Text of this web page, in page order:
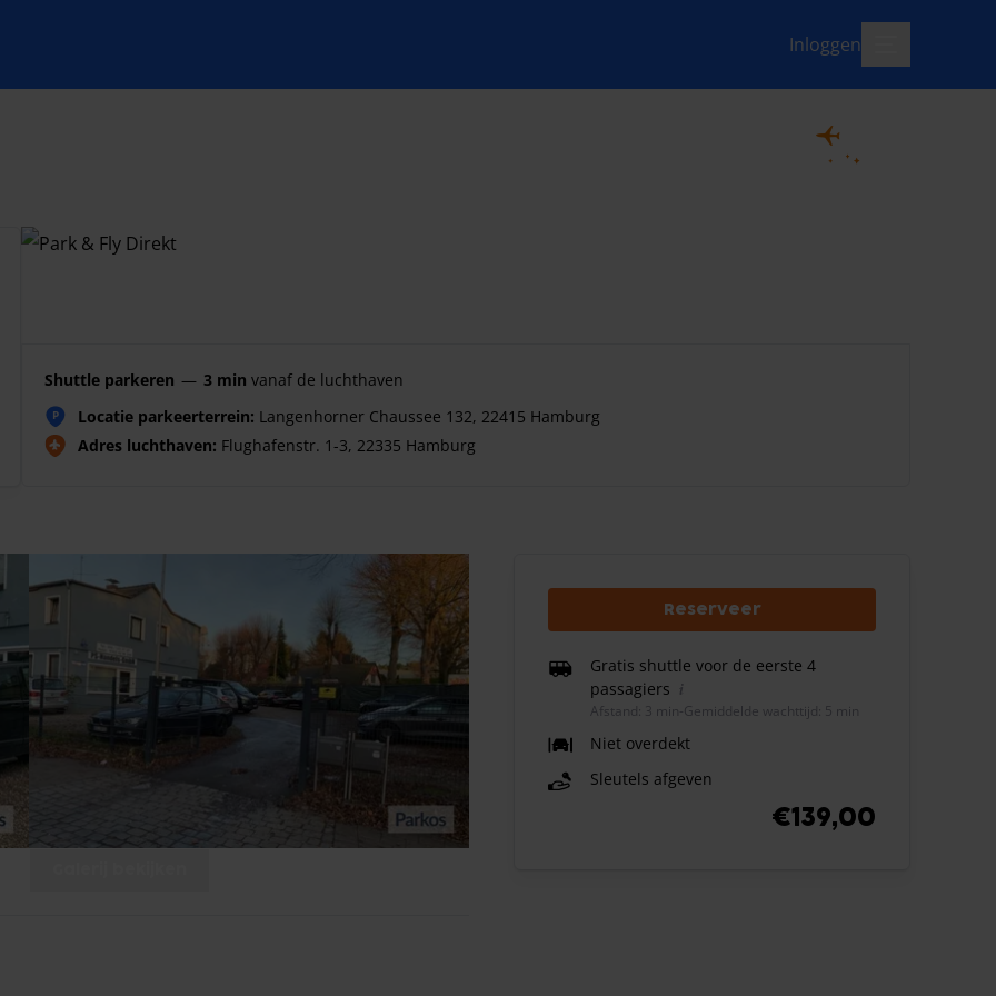
Inloggen
Shuttle parkeren — 3 min vanaf de luchthaven
P Locatie parkeerterrein: Langenhorner Chaussee 132, 22415 Hamburg
Adres luchthaven: Flughafenstr. 1-3, 22335 Hamburg
Reserveer
Gratis shuttle voor de eerste 4
passagiers
Afstand: 3 min Gemiddelde wachttijd: 5 min
Niet overdekt
Sleutels afgeven
€139,00